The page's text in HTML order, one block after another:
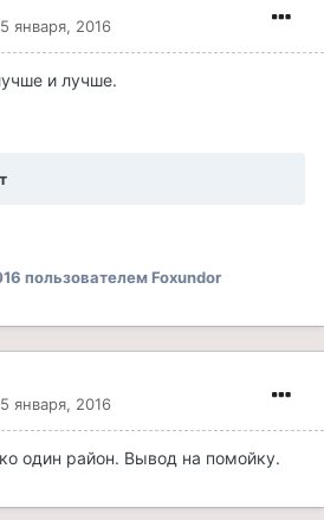
января, 2016
и лучше.
пользователем Foxundor
января, 2016
один район. Вывод на помойку.